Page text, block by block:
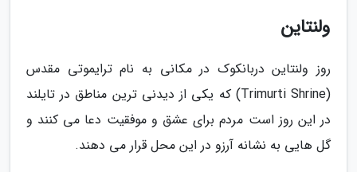
ولنتاین
روز ولنتاین دربانکوک در مکانی به نام ترایموتی مقدس
(Trimurti Shrine) که یکی از دیدنی ترین مناطق در تایلند
در این روز است مردم برای عشق و موفقیت دعا می کنند و
گل هایی به نشانه آرزو در این محل قرار می دهند.